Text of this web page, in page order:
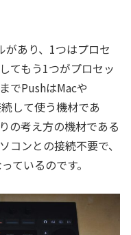
あり、1つはプロセ
てもう1つがプロセッ
でPushはMacや
して使う機材であ
の考え方の機材である
コンとの接続不要で、
ているのです。